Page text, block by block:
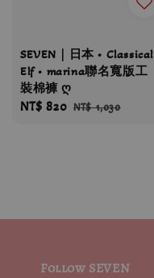
SEVEN｜日本 • Classical
Elf • marina聯名寬版工
裝棉褲 ღ
Sale
NT$ 820 Regular
NT$ 1,030
Follow SEVEN